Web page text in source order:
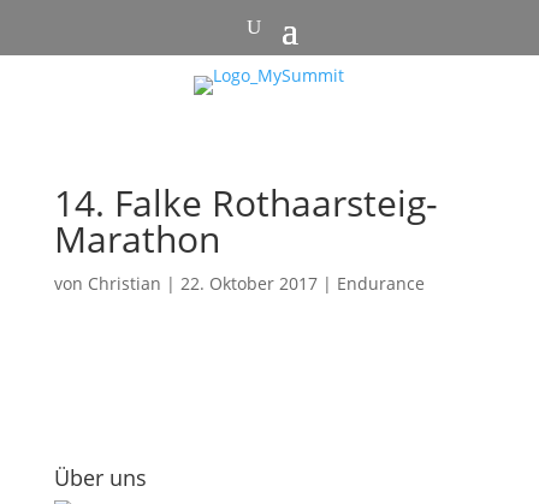
14. Falke Rothaarsteig-
Marathon
von Christian | 22. Oktober 2017| Endurance
Über uns